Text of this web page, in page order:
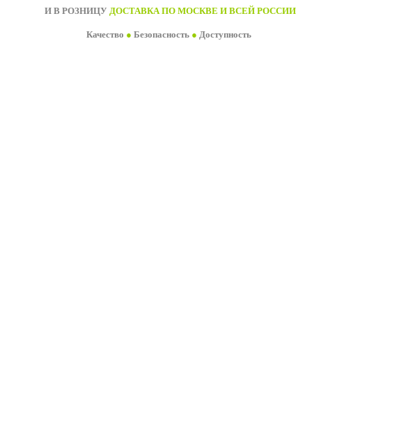
И В РОЗНИЦУ ДОСТАВКА ПО МОСКВЕ И ВСЕЙ РОССИИ
Качество ● Безопасность ● Доступность